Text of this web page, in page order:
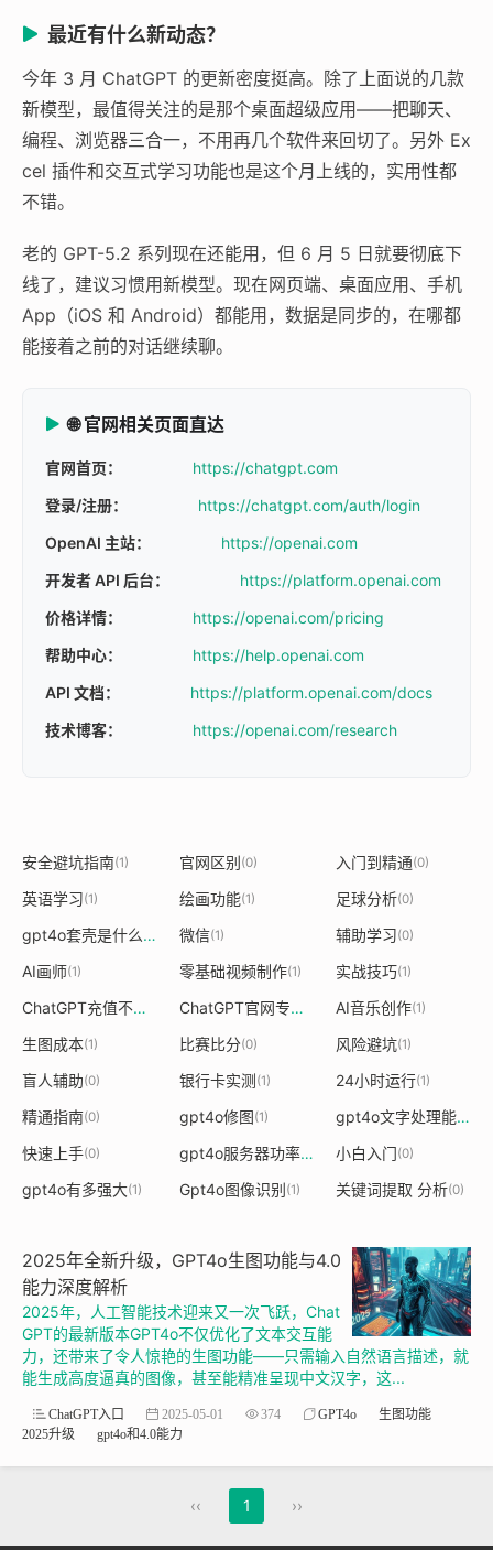
最近有什么新动态？
今年 3 月 ChatGPT 的更新密度挺高。除了上面说的几款
新模型，最值得关注的是那个桌面超级应用——把聊天、
编程、浏览器三合一，不用再几个软件来回切了。另外 Ex
cel 插件和交互式学习功能也是这个月上线的，实用性都
不错。
老的 GPT-5.2 系列现在还能用，但 6 月 5 日就要彻底下
线了，建议习惯用新模型。现在网页端、桌面应用、手机
App（iOS 和 Android）都能用，数据是同步的，在哪都
能接着之前的对话继续聊。
🌐 官网相关页面直达
官网首页：
https://chatgpt.com
登录/注册：
https://chatgpt.com/auth/login
OpenAI 主站：
https://openai.com
开发者 API 后台：
https://platform.openai.com
价格详情：
https://openai.com/pricing
帮助中心：
https://help.openai.com
API 文档：
https://platform.openai.com/docs
技术博客：
https://openai.com/research
安全避坑指南(1) 官网区别(0) 入门到精通(0)
英语学习(1) 绘画功能(1) 足球分析(0)
gpt4o套壳是什么意思 (1)
微信(1) 辅助学习(0)
AI画师(1) 零基础视频制作(1) 实战技巧(1)
ChatGPT充值不了 ChatGPT官网专营店 AI音乐创作(1)
生图成本(1) 比赛比分(0) 风险避坑(1)
盲人辅助(0) 银行卡实测(1) 24小时运行(1)
精通指南(0) gpt4o修图(1) gpt4o文字处理能力
快速上手(0) gpt4o服务器功率
(1) 小白入门(0)
gpt4o有多强大(1) Gpt4o图像识别(1) 关键词提取 分析(0)
2025年全新升级，GPT4o生图功能与4.0
能力深度解析
2025年，人工智能技术迎来又一次飞跃，Chat
GPT的最新版本GPT4o不仅优化了文本交互能
力，还带来了令人惊艳的生图功能——只需输入自然语言描述，就
能生成高度逼真的图像，甚至能精准呈现中文汉字，这...
ChatGPT入口 2025-05-01 374 GPT4o
生图功能
2025升级
gpt4o和4.0能力
‹‹ 1 ››